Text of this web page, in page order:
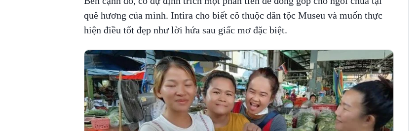
quê hương của mình. Intira cho biết cô thuộc dân tộc Museu và muốn thực
hiện điều tốt đẹp như lời hứa sau giấc mơ đặc biệt.